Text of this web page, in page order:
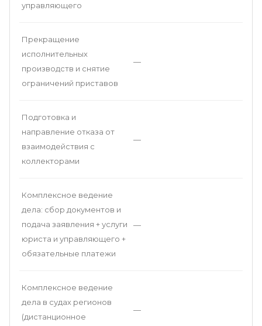
управляющего
Прекращение
исполнительных
производств и снятие
ограничений приставов
—
Подготовка и
направление отказа от
взаимодействия с
коллекторами
—
Комплексное ведение
дела: сбор документов и
подача заявления + услуги
юриста и управляющего +
обязательные платежи
—
Комплексное ведение
дела в судах регионов
(дистанционное
—